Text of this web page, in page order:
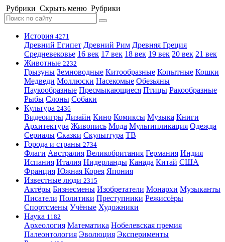
Рубрики Скрыть меню Рубрики
История 4271
Древний Египет Древний Рим Древняя Греция
Средневековье 16 век 17 век 18 век 19 век 20 век 21 век
Животные 2232
Грызуны Земноводные Китообразные Копытные Кошки
Медведи Моллюски Насекомые Обезьяны
Паукообразные Пресмыкающиеся Птицы Ракообразные
Рыбы Слоны Собаки
Культура 2436
Видеоигры Дизайн Кино Комиксы Музыка Книги
Архитектура Живопись Мода Мультипликация Одежда
Сериалы Сказки Скульптура ТВ
Города и страны 2734
Флаги Австралия Великобритания Германия Индия
Испания Италия Нидерланды Канада Китай США
Франция Южная Корея Япония
Известные люди 2315
Актёры Бизнесмены Изобретатели Монархи Музыканты
Писатели Политики Преступники Режиссёры
Спортсмены Учёные Художники
Наука 1182
Археология Математика Нобелевская премия
Палеонтология Эволюция Эксперименты